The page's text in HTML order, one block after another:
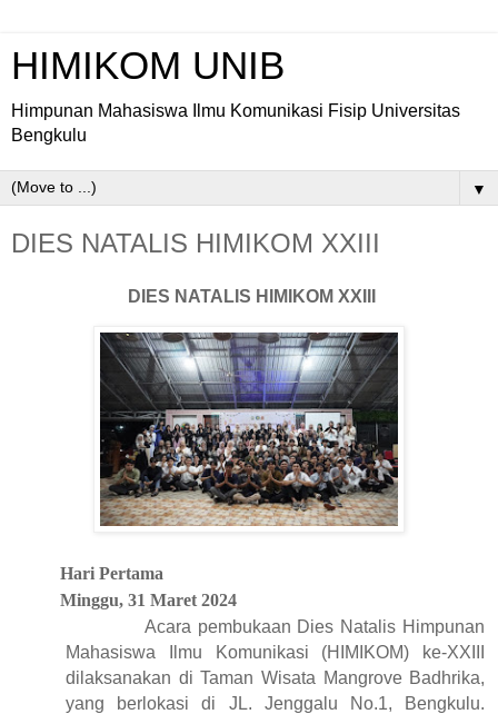
HIMIKOM UNIB
Himpunan Mahasiswa Ilmu Komunikasi Fisip Universitas
Bengkulu
▼
DIES NATALIS HIMIKOM XXIII
DIES NATALIS HIMIKOM XXIII
Hari Pertama
Minggu, 31 Maret 2024
Acara pembukaan Dies Natalis Himpunan
Mahasiswa Ilmu Komunikasi (HIMIKOM) ke-XXIII
dilaksanakan di Taman Wisata Mangrove Badhrika,
yang berlokasi di JL.
Jenggalu No.1, Bengkulu.